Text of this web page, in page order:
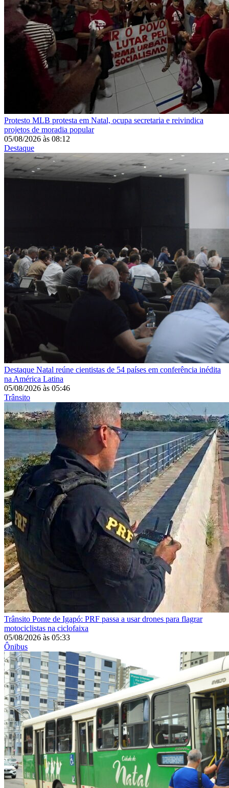
Protesto MLB protesta em Natal, ocupa secretaria e reivindica
projetos de moradia popular
05/08/2026 às 08:12
Destaque
Destaque Natal reúne cientistas de 54 países em conferência inédita
na América Latina
05/08/2026 às 05:46
Trânsito
Trânsito Ponte de Igapó: PRF passa a usar drones para flagrar
motociclistas na ciclofaixa
05/08/2026 às 05:33
Ônibus